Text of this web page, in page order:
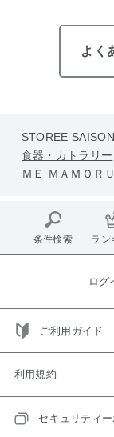
よく
STOREE
食器・カトラリー
ＭＥ ＭＡＭＯＲ
条件検索 ラン
ログ
ご利用ガイド
利用規約
セキュリティ